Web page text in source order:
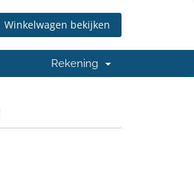
Winkelwagen bekijken
Rekening